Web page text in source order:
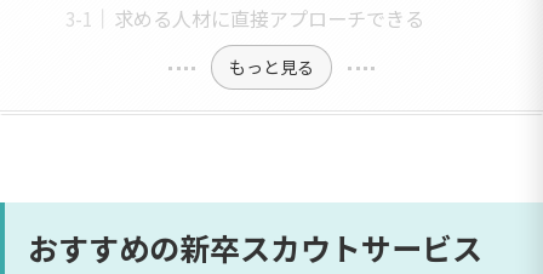
求める人材に直接アプローチできる
もっと見る
おすすめの新卒スカウトサービス